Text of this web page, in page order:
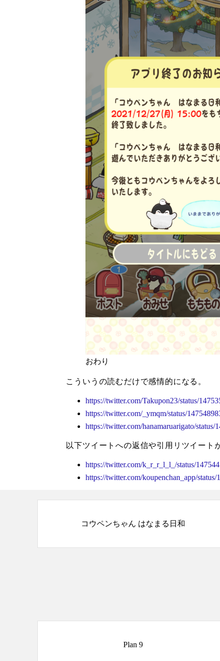
おわり
こういうの読むだけで感情的になる。
https://twitter.com/Takupon23/status/
https://twitter.com/_ymqm/status/
https://twitter.com/hanamaruarigato/status/
以下ツイートへの返信や引用リツイート
https://twitter.com/k_r_r_l_l_/status/
https://twitter.com/koupenchan_app/
コウペンちゃん はなまる日和
Plan 9